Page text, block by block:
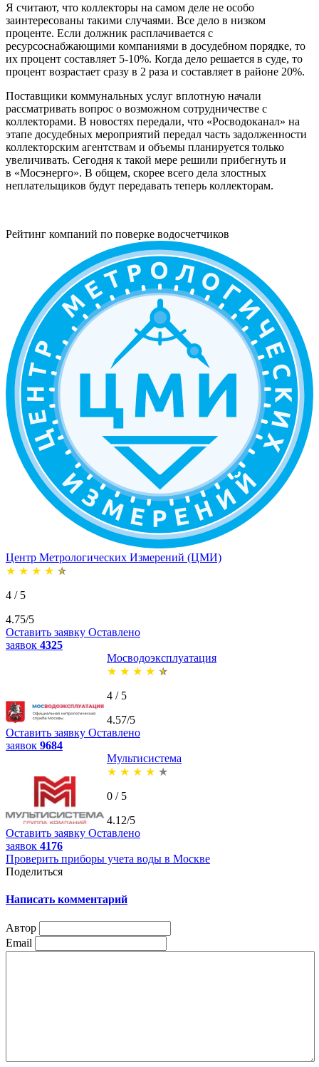
Я считают, что коллекторы на самом деле не особо
заинтересованы такими случаями. Все дело в низком
проценте. Если должник расплачивается с
ресурсоснабжающими компаниями в досудебном порядке, то
их процент составляет 5-10%. Когда дело решается в суде, то
процент возрастает сразу в 2 раза и составляет в районе 20%.
Поставщики коммунальных услуг вплотную начали
рассматривать вопрос о возможном сотрудничестве с
коллекторами. В новостях передали, что «Росводоканал» на
этапе досудебных мероприятий передал часть задолженности
коллекторским агентствам и объемы планируется только
увеличивать. Сегодня к такой мере решили прибегнуть и
в «Мосэнерго». В общем, скорее всего дела злостных
неплательщиков будут передавать теперь коллекторам.
Рейтинг компаний по поверке водосчетчиков
Центр Метрологических Измерений (ЦМИ)
★ ★ ★ ★ ★
4 / 5
4.75/5
Оставить заявку Оставлено
заявок 4325
Мосводоэксплуатация
★ ★ ★ ★ ★
4 / 5
4.57/5
Оставить заявку Оставлено
заявок 9684
Мультисистема
★ ★ ★ ★ ★
0 / 5
4.12/5
Оставить заявку Оставлено
заявок 4176
Проверить приборы учета воды в Москве
Поделиться
Написать комментарий
Автор
Email